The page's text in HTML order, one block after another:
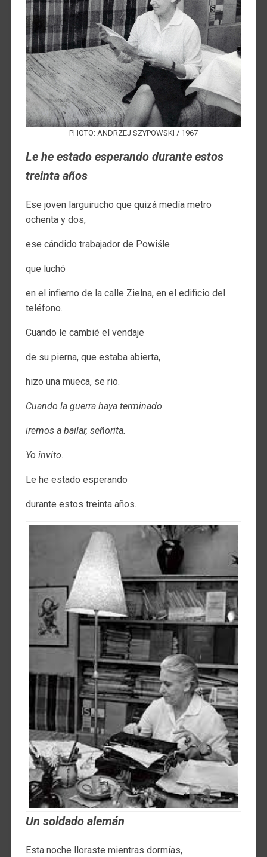
PHOTO: ANDRZEJ SZYPOWSKI / 1967
Le he estado esperando durante estos
treinta años
Ese joven larguirucho que quizá medía metro
ochenta y dos,
ese cándido trabajador de Powiśle
que luchó
en el infierno de la calle Zielna, en el edificio del
teléfono.
Cuando le cambié el vendaje
de su pierna, que estaba abierta,
hizo una mueca, se rio.
Cuando la guerra haya terminado
iremos a bailar, señorita.
Yo invito.
Le he estado esperando
durante estos treinta años.
Un soldado alemán
Esta noche lloraste mientras dormías,